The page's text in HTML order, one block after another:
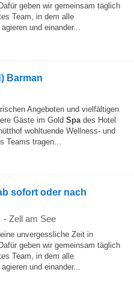
geben wir gemeinsam täglich
Team, in dem alle
und einander...
Barman
Angeboten und vielfältigen
Gäste im Gold Spades Hotel
wohltuende Wellness- und
Teams tragen...
sofort oder nach
- Zell am See
unvergessliche Zeit in
geben wir gemeinsam täglich
Team, in dem alle
und einander...